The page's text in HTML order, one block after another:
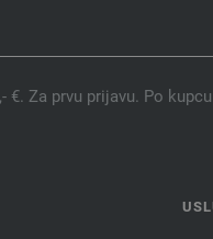
€. Za prvu prijavu. Po